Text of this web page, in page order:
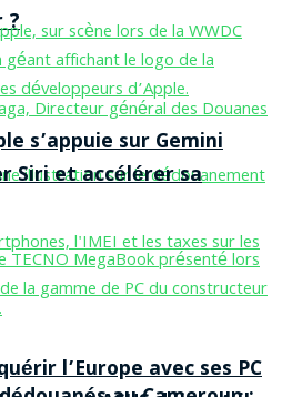
?
s’appuie sur Gemini
Siri et accélérer sa
l’Europe avec ses PC